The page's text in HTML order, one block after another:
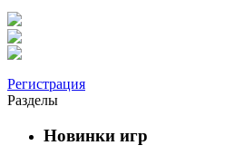
Регистрация
Разделы
Новинки игр